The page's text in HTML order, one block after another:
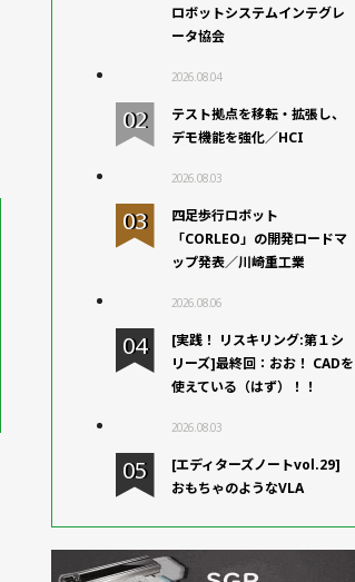
ロボットシステムインテグレ
ータ協会
2026.08.04
テスト拠点を移転・拡張し、
デモ機能を強化／HCI
2026.08.03
四足歩行ロボット
「CORLEO」の開発ロードマ
ップ発表／川崎重工業
2026.08.06
[実践！ リスキリング:第１シ
リーズ]最終回：おお！ CADを
使えている（はず）！！
2026.08.03
[エディターズノートvol.29]
おもちゃのようなVLA